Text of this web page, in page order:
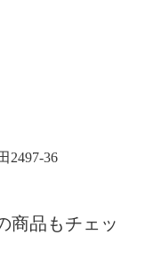
2497-36
商品もチェッ